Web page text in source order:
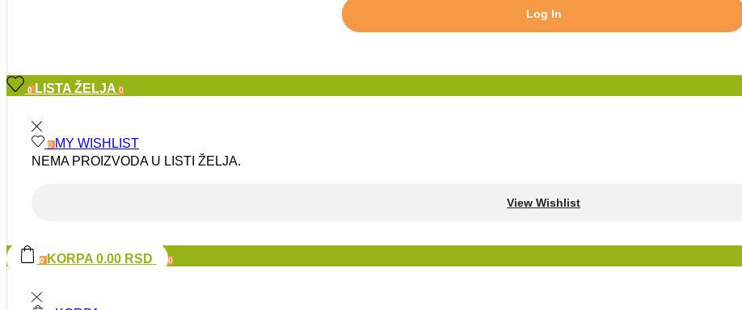
Log In
0 LISTA ŽELJA0
0 MY WISHLIST
NEMA PROIZVODA U LISTI ŽELJA.
View Wishlist
0 KORPA0.00 RSD 0